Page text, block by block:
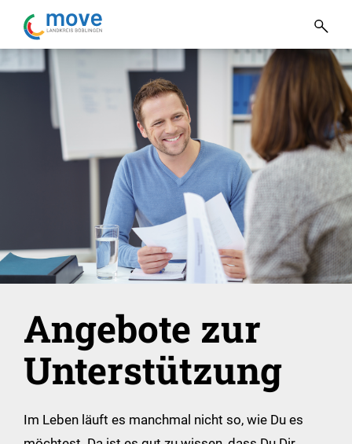
Angebote zur
Unterstützung
Im Leben läuft es manchmal nicht so, wie Du es